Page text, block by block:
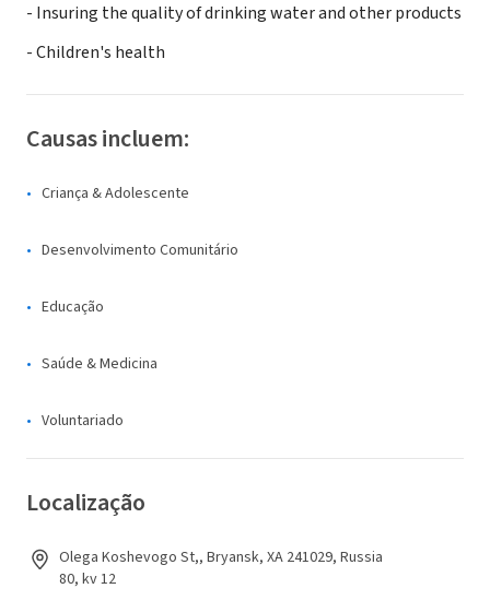
- Insuring the quality of drinking water and other products
- Children's health
Causas incluem:
Criança & Adolescente
Desenvolvimento Comunitário
Educação
Saúde & Medicina
Voluntariado
Localização
Olega Koshevogo St,, Bryansk, XA 241029, Russia
80, kv 12